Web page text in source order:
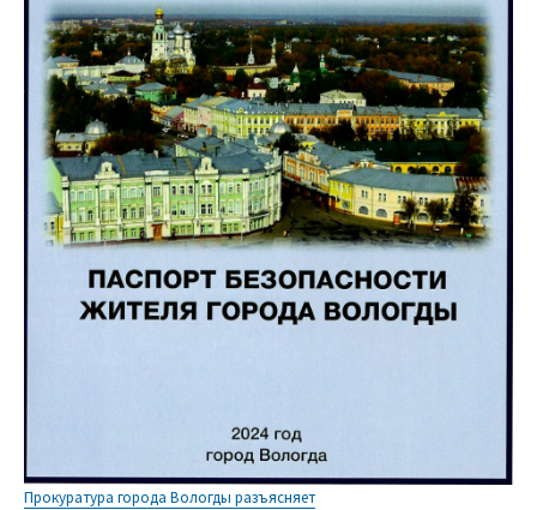
Прокуратура города Вологды разъясняет